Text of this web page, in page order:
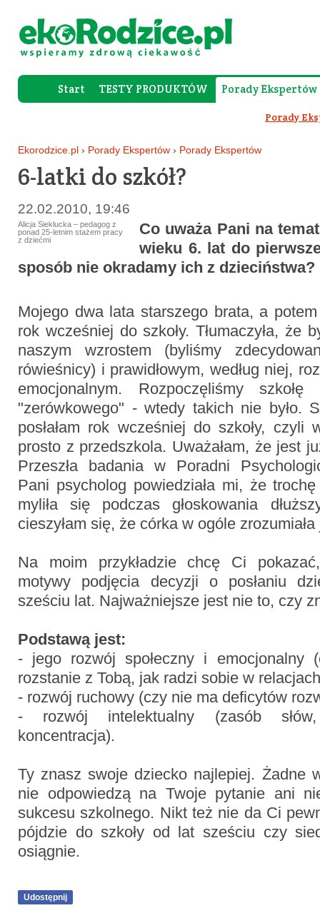
Start TESTY PRODUKTÓW Porady Ekspertów
Forum
Porady
Ekorodzice.pl › Porady Ekspertów › Porady Ekspertów
6-latki do szkół?
22.02.2010, 19:46
Alicja Sieklucka – pedagog z
ponad 25-letnim stażem pracy
z dziećmi
Co uważa Pani na
wieku 6. lat do
sposób nie okradamy ich z dzieciństwa?
Mojego dwa lata starszego brata, a potem
rok wcześniej do szkoły. Tłumaczyła, że
naszym wzrostem (byliśmy
rówieśnicy) i prawidłowym, według niej,
emocjonalnym. Rozpoczęliśmy szkołę
"zerówkowego" - wtedy takich nie było.
posłałam rok wcześniej do szkoły,
prosto z przedszkola. Uważałam, że jest
Przeszła badania w Poradni
Pani psycholog powiedziała mi, że
myliła się podczas głoskowania
cieszyłam się, że córka w ogóle
Na moim przykładzie chcę Ci
motywy podjęcia decyzji o posłaniu
sześciu lat. Najważniejsze jest nie to, czy
Podstawą jest:
- jego rozwój społeczny i emocjonalny
rozstanie z Tobą, jak radzi sobie w
- rozwój ruchowy (czy nie ma deficytów
- rozwój intelektualny (zasób
koncentracja).
Ty znasz swoje dziecko najlepiej. Żadne
nie odpowiedzą na Twoje pytanie ani
sukcesu szkolnego. Nikt też nie da Ci
pójdzie do szkoły od lat sześciu czy
osiągnie.
Udostępnij